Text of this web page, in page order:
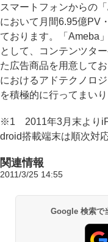
スマートフォンからの
において月間6.95億PV
ております。「Ameba
として、コンテンツタ
た広告商品を用意して
におけるアドテクノロ
を積極的に行ってまいり
※1 2011年3月末より
droid搭載端末は順次対
関連情報
2011/3/25 14:55
Google 検索で